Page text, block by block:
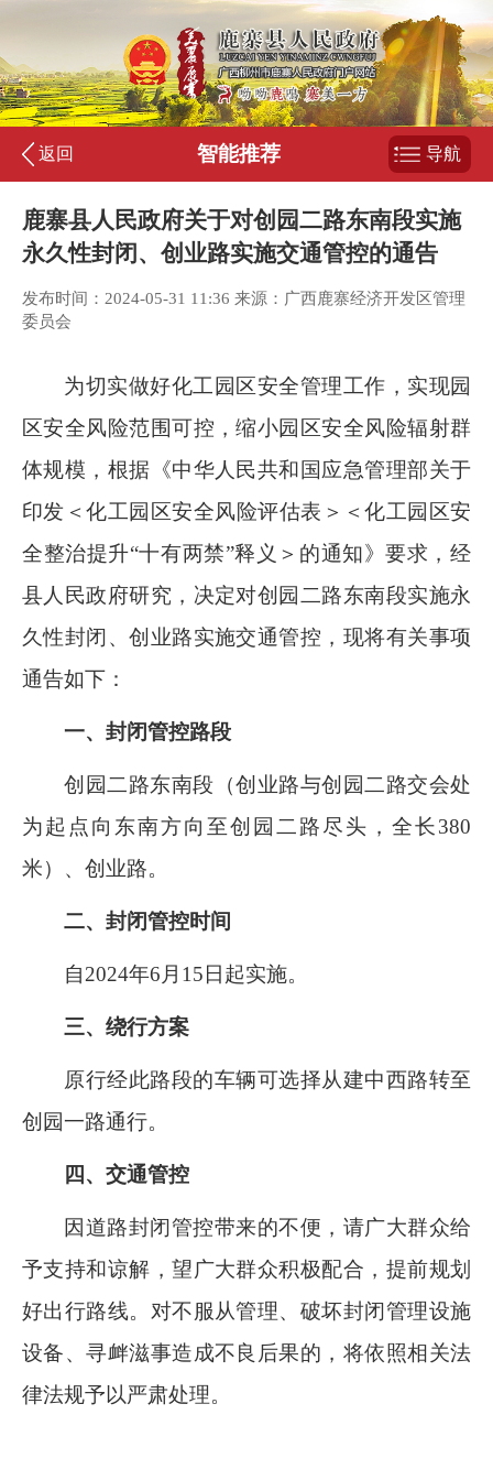
返回 智能推荐 导航
鹿寨县人民政府关于对创园二路东南段实施
永久性封闭、创业路实施交通管控的通告
发布时间：2024-05-31 11:36 来源：广西鹿寨经济开发区管理
委员会
为切实做好化工园区安全管理工作，实现园
区安全风险范围可控，缩小园区安全风险辐射群
体规模，根据《中华人民共和国应急管理部关于
印发 ＜ 化工园区安全风险评估表 ＞＜ 化工园区安
全整治提升“十有两禁”释义 ＞ 的通知》要求，经
县人民政府研究，决定对创园二路东南段实施永
久性封闭、创业路实施交通管控，现将有关事项
通告如下：
一、封闭管控路段
创园二路东南段（创业路与创园二路交会处
为起点向东南方向至创园二路尽头，全长380
米）、创业路。
二、封闭管控时间
自2024年6月 15 日起实施。
三、绕行方案
原行经此路段的车辆可选择从建中西路转至
创园一路通行。
四、交通管控
因道路封闭管控带来的不便，请广大群众给
予支持和谅解，望广大群众积极配合，提前规划
好出行路线。对不服从管理、破坏封闭管理设施
设备、寻衅滋事造成不良后果的，将依照相关法
律法规予以严肃处理。